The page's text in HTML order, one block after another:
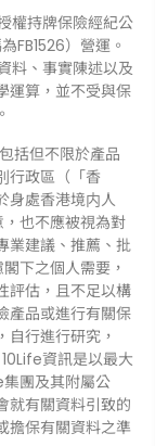
權持牌保險經紀公
FB1526）營運。
料、事實陳述以及
運算，並不受與保
括但不限於產品
行政區（「香
身處香港境内人
也不應被視為對
業建議、推薦、批
下之個人需要，
評估，且不足以構
產品或進行有關保
自行進行研究，
資訊是以最大
團及其附屬公
就有關資料引致的
擔保有關資料之準